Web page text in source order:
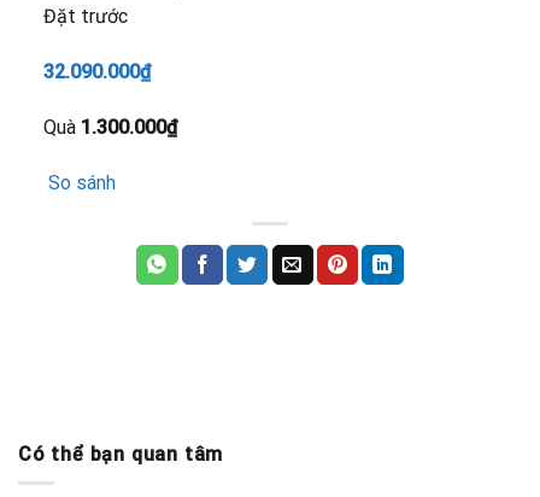
Đặt trước
32.090.000₫
Quà 1.300.000₫
So sánh
Có thể bạn quan tâm